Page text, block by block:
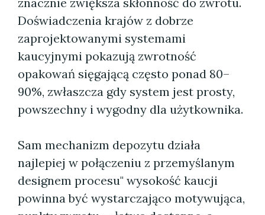
Doświadczenia krajów z dobrze
zaprojektowanymi systemami
kaucyjnymi pokazują zwrotność
opakowań sięgającą często ponad 80–
90%, zwłaszcza gdy system jest prosty,
powszechny i wygodny dla użytkownika.
Sam mechanizm depozytu działa
najlepiej w połączeniu z przemyślanym
designem procesu" wysokość kaucji
powinna być wystarczająco motywująca,